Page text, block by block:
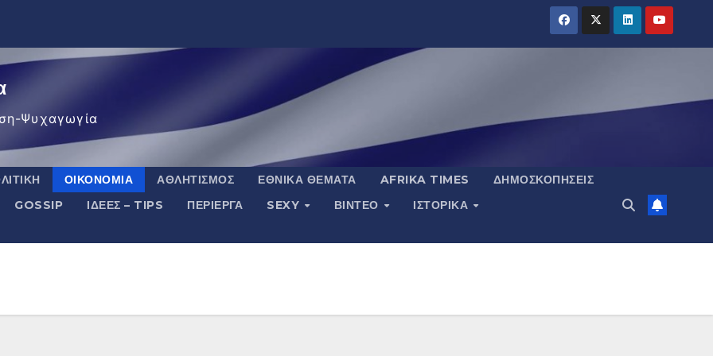
Ψυχαγωγία
ΟΙΚΟΝΟΜΊΑ ΑΘΛΗΤΙΣΜΌΣ ΕΘΝΙΚΆ ΘΈΜΑΤΑ AFRIKA TIMES
ΔΗΜΟΣΚΟΠΉΣΕΙΣ
GOSSIP ΙΔΈΕΣ – TIPS ΠΕΡΊΕΡΓΑ SEXY ΒΙΝΤΕΟ
ΙΣΤΟΡΙΚΆ